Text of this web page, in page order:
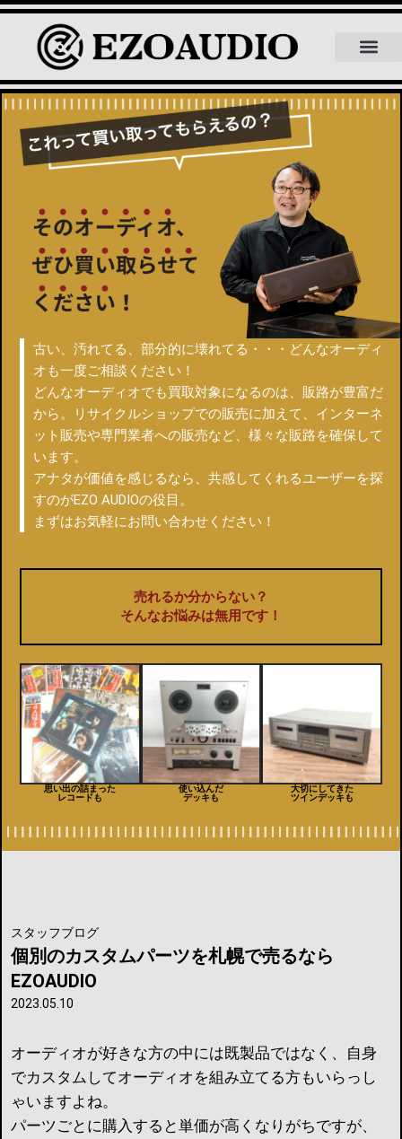
個別のカスタムパーツを札幌で売る
古い、汚れてる、部分的に壊れてる・・・ どんなオーディ
オも一度ご相談ください！
どんなオーディオでも買取対象になるのは、販路が豊富だ
から。リサイクルショップでの販売に加えて、インターネ
ット販売や専門業者への販売など、様々な販路を確保して
います。
アナタが価値を感じるなら、共感してくれるユーザーを探
すのがEZO AUDIOの役目。
まずはお気軽にお問い合わせください！
売れるか分からない？
そんなお悩みは無用です！
思い出の詰まった
レコードも
使い込んだ
デッキも
大切にしてきた
ツインデッキも
スタッフブログ
個別のカスタムパーツを札幌で売るなら
EZOAUDIO
2023.05.10
オーディオが好きな方の中には既製品ではなく、自身
でカスタムしてオーディオを組み立てる方もいらっし
ゃいますよね。
パーツごとに購入すると単価が高くなりがちですが、